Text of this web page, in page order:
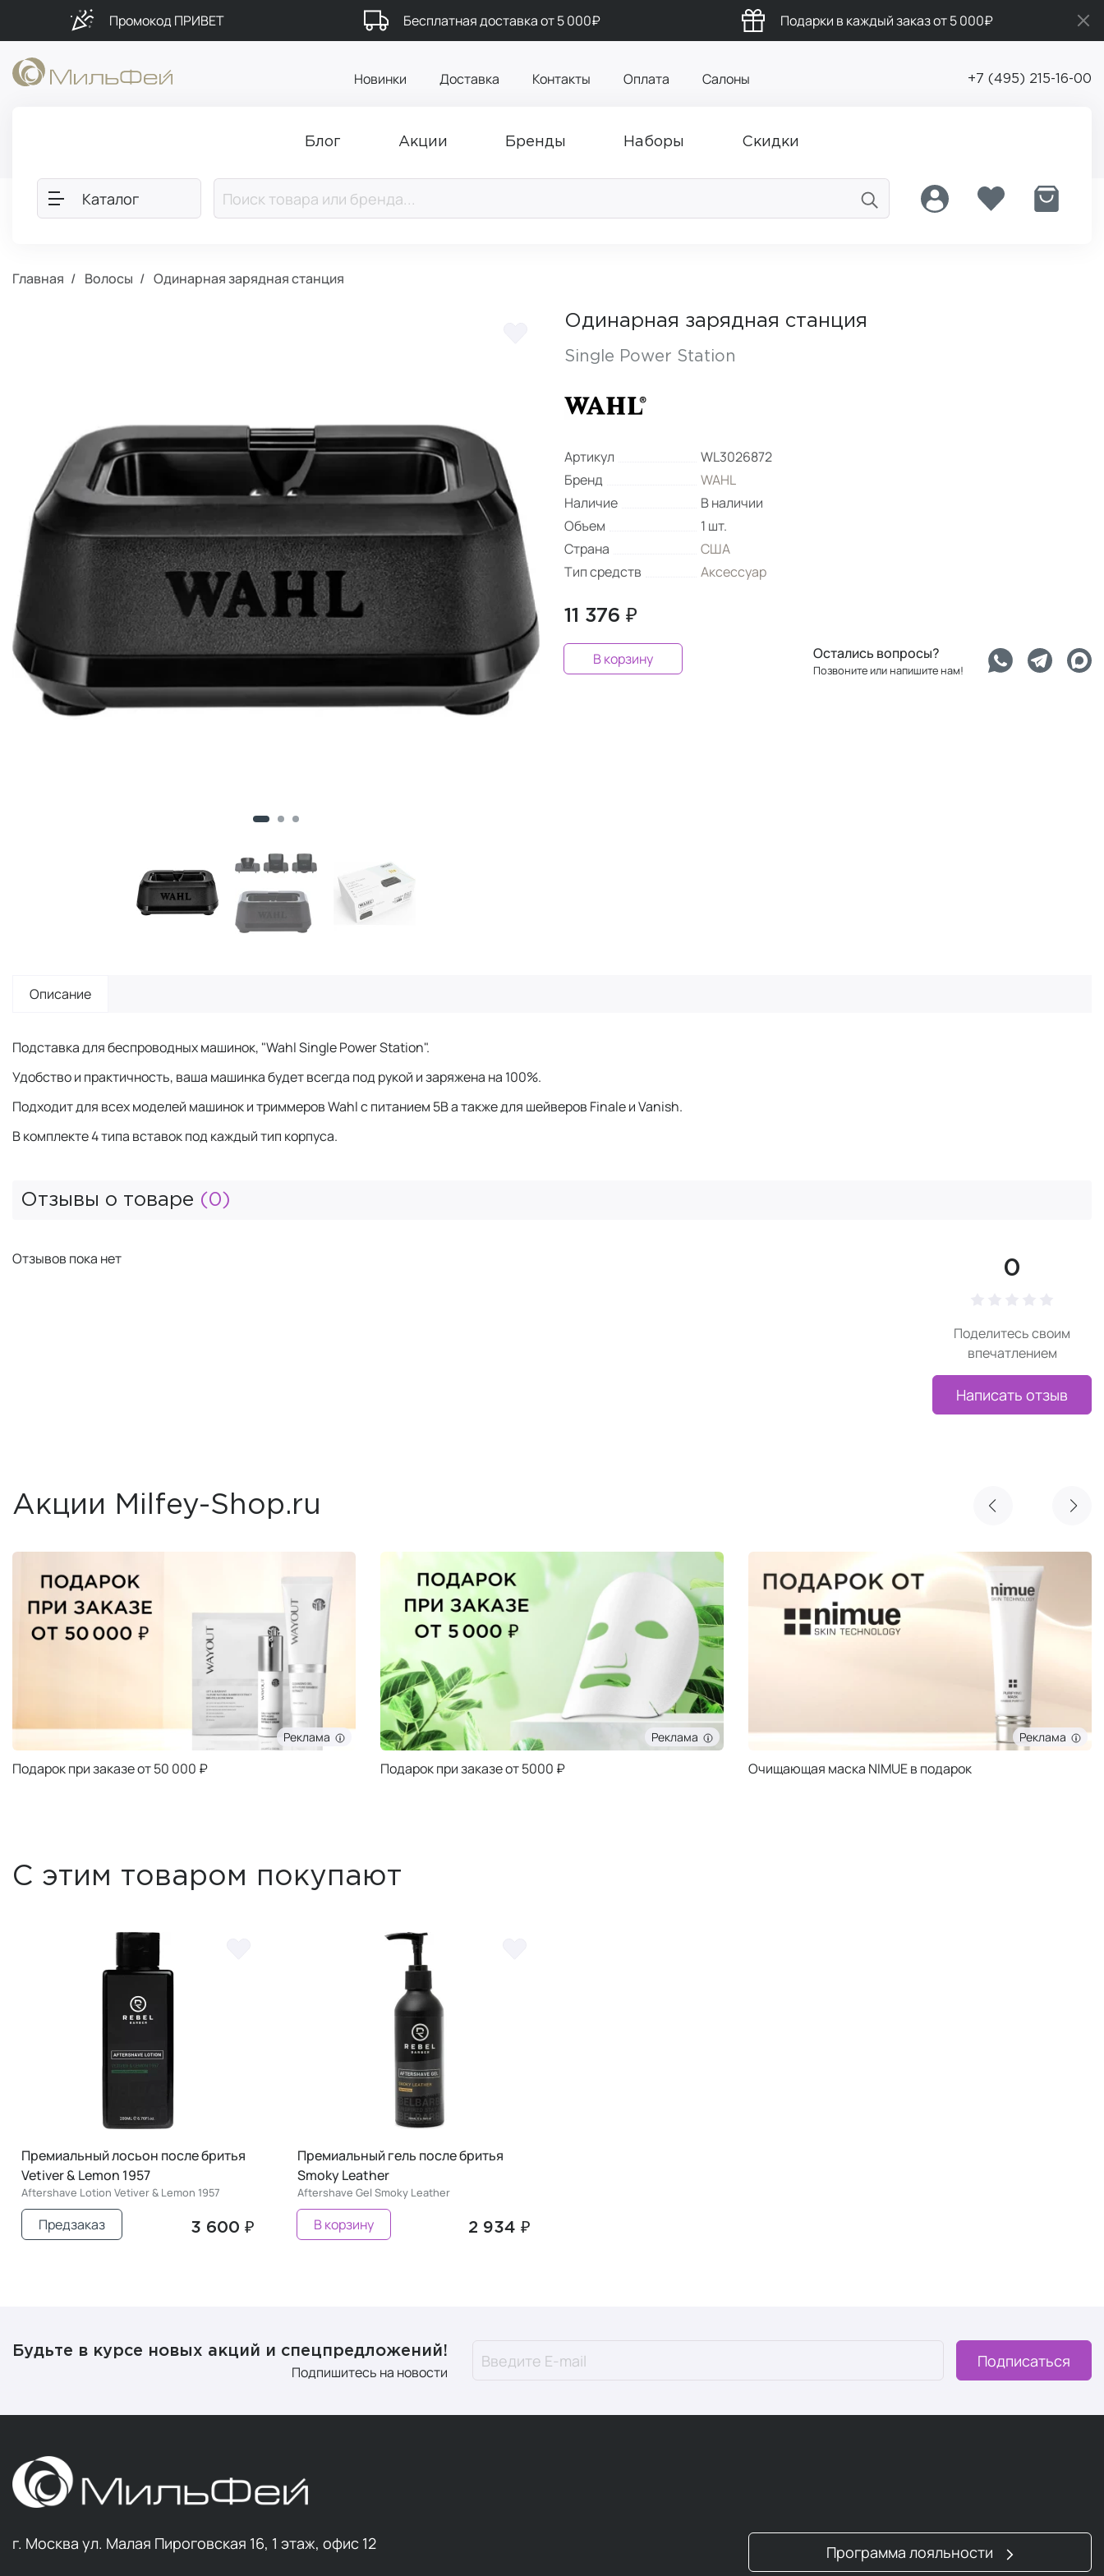
Промокод ПРИВЕТ Бесплатная доставка от 5 000₽ Подарки в каждый заказ от 5 000₽
Новинки Доставка Контакты Оплата Салоны +7 (495) 215-16-00
Блог Акции Бренды Наборы Скидки
Каталог
Главная Волосы Одинарная зарядная станция
Одинарная зарядная станция
Single Power Station
Артикул
WL3026872
Бренд
WAHL
Наличие
В наличии
Объем
1 шт.
Страна
США
Тип средств
Аксессуар
11 376 ₽
В корзину Остались вопросы?
Позвоните или напишите нам!
Описание
Подставка для беспроводных машинок, "Wahl Single Power Station".
Удобство и практичность, ваша машинка будет всегда под рукой и заряжена на 100%.
Подходит для всех моделей машинок и триммеров Wahl с питанием 5В а также для шейверов Finale и Vanish.
В комплекте 4 типа вставок под каждый тип корпуса.
Отзывы о товаре (0)
0
Поделитесь своим
впечатлением
Написать отзыв
Отзывов пока нет
Акции Milfey-Shop.ru
Реклама
Подарок при заказе от 50 000 ₽
Реклама
Подарок при заказе от 5000 ₽
Реклама
Очищающая маска NIMUE в подарок
С этим товаром покупают
Премиальный лосьон после бритья
Vetiver & Lemon 1957
Aftershave Lotion Vetiver & Lemon 1957
3 600 ₽
Предзаказ
Премиальный гель после бритья
Smoky Leather
Aftershave Gel Smoky Leather
2 934 ₽
В корзину
Будьте в курсе новых акций и спецпредложений!
Подпишитесь на новости
Подписаться
г. Москва ул. Малая Пироговская 16, 1 этаж, офис 12 Программа лояльности